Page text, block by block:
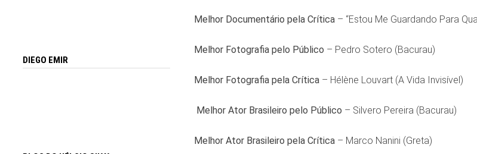
Melhor Documentário pela Crítica– “Estou Me Guardando Para
Melhor Fotografia pelo Público – Pedro Sotero (Bacurau)
Melhor Fotografia pela Crítica– Hélène Louvart (A Vida Invisível)
Melhor Ator Brasileiro pelo Público – Silvero Pereira (Bacurau)
Melhor Ator Brasileiro pela Crítica– Marco Nanini (Greta)
DIEGO EMIR